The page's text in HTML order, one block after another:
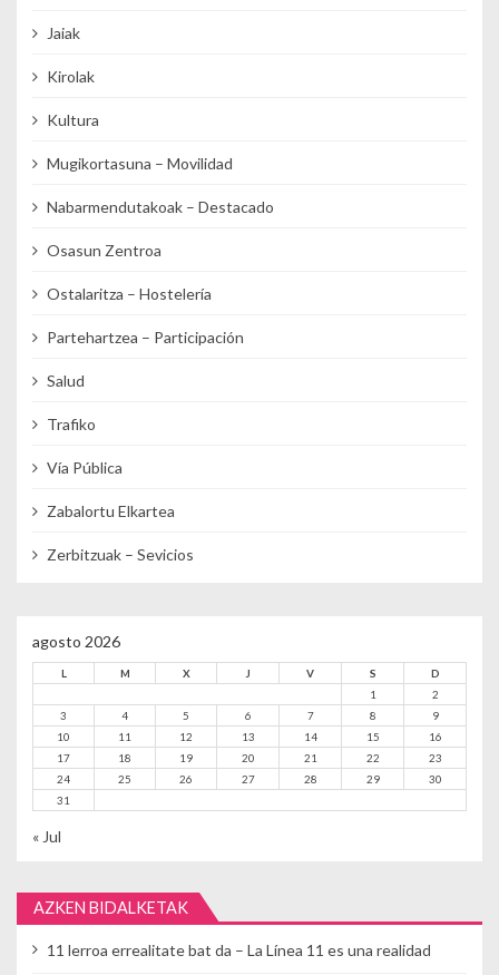
Jaiak
Kirolak
Kultura
Mugikortasuna – Movilidad
Nabarmendutakoak – Destacado
Osasun Zentroa
Ostalaritza – Hostelería
Partehartzea – Participación
Salud
Trafiko
Vía Pública
Zabalortu Elkartea
Zerbitzuak – Sevicios
agosto 2026
L M X J V S
D
1
2
3
4 5 6 7 8
9
10
11 12 13 14 15
16
17
18 19 20 21 22
23
24
25 26 27 28 29
30
31
« Jul
AZKEN BIDALKETAK
11 lerroa errealitate bat da – La Línea 11 es una realidad